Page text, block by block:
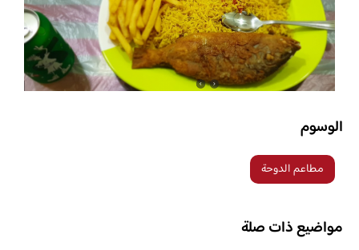
الوسوم
مطاعم الدوحة
مواضيع ذات صلة